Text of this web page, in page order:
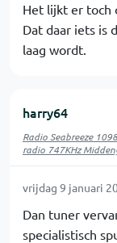
Het lijkt er toch
Dat daar iets is
laag wordt.
harry64
Radio Seabreeze
radio 747KHz
vrijdag 9 januari
Dan tuner
specialistisch